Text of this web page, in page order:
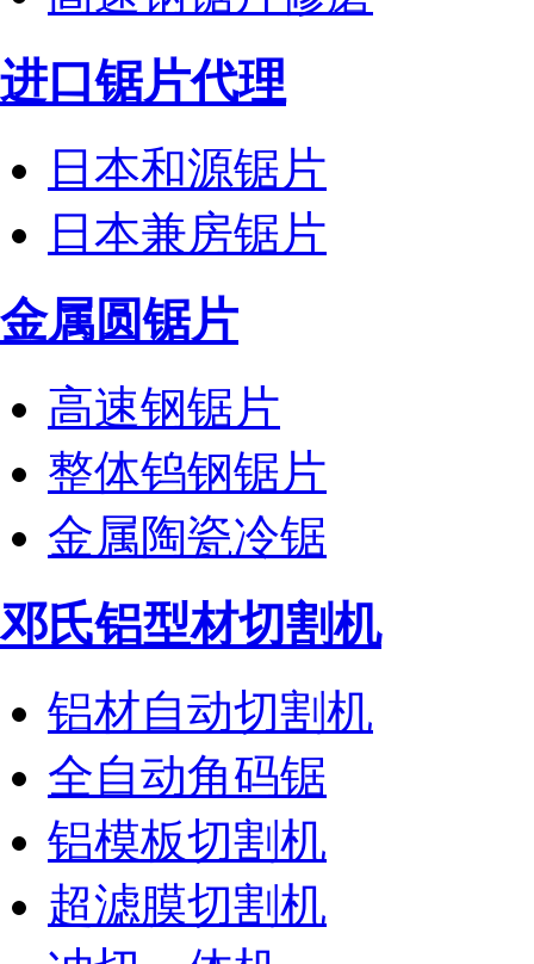
进口锯片代理
日本和源锯片
日本兼房锯片
金属圆锯片
高速钢锯片
整体钨钢锯片
金属陶瓷冷锯
邓氏铝型材切割机
铝材自动切割机
全自动角码锯
铝模板切割机
超滤膜切割机